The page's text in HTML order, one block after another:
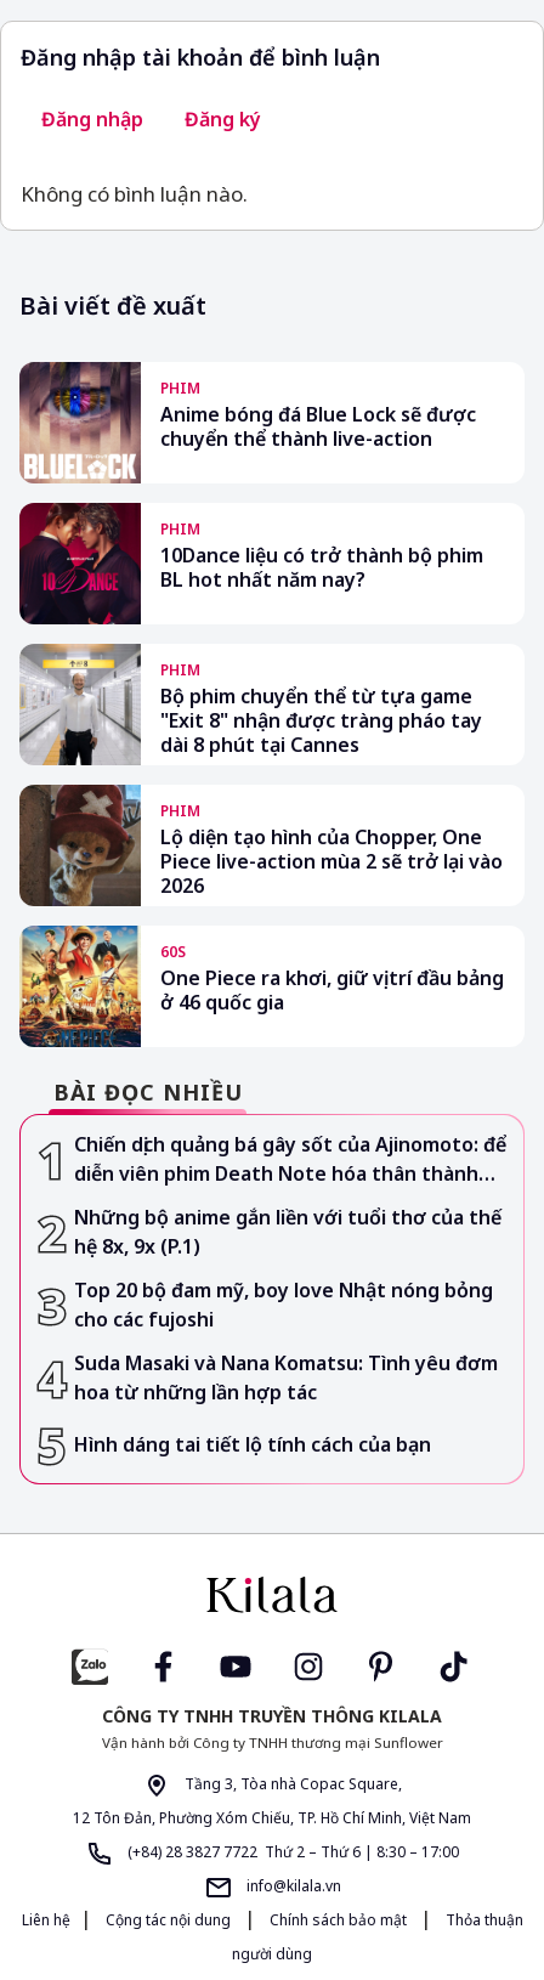
Đăng nhập tài khoản để bình luận
Đăng nhập Đăng ký
Không có bình luận nào.
Bài viết đề xuất
PHIM
Anime bóng đá Blue Lock sẽ được
chuyển thể thành live-action
PHIM
10Dance liệu có trở thành bộ phim
BL hot nhất năm nay?
PHIM
Bộ phim chuyển thể từ tựa game
"Exit 8" nhận được tràng pháo tay
dài 8 phút tại Cannes
PHIM
Lộ diện tạo hình của Chopper, One
Piece live-action mùa 2 sẽ trở lại vào
2026
60S
One Piece ra khơi, giữ vị trí đầu bảng
ở 46 quốc gia
BÀI ĐỌC NHIỀU
Chiến dịch quảng bá gây sốt của Ajinomoto: để
diễn viên phim Death Note hóa thân thành…
Những bộ anime gắn liền với tuổi thơ của thế
hệ 8x, 9x (P.1)
Top 20 bộ đam mỹ, boy love Nhật nóng bỏng
cho các fujoshi
Suda Masaki và Nana Komatsu: Tình yêu đơm
hoa từ những lần hợp tác
Hình dáng tai tiết lộ tính cách của bạn
CÔNG TY TNHH TRUYỀN THÔNG KILALA
Vận hành bởi Công ty TNHH thương mại Sunflower
Tầng 3, Tòa nhà Copac Square,
12 Tôn Đản, Phường Xóm Chiếu, TP. Hồ Chí Minh, Việt Nam
(+84) 28 3827 7722 Thứ 2 – Thứ 6 | 8:30 – 17:00
info@kilala.vn
Liên hệ
| Cộng tác nội dung | Chính sách bảo mật |
Thỏa thuận
người dùng